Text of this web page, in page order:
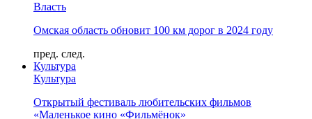
Власть
Омская область обновит 100 км дорог в 2024 году
пред. след.
Культура
Культура
Открытый фестиваль любительских фильмов
«Маленькое кино «Фильмёнок»